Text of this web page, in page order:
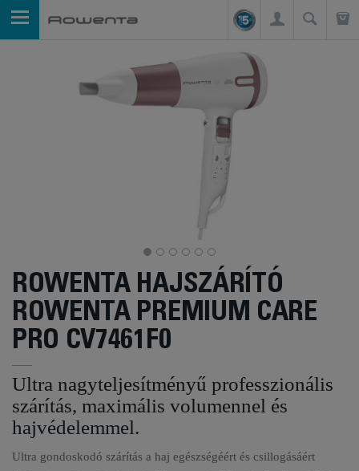
ROWENTA HAJSZÁRÍTÓ
ROWENTA PREMIUM CARE
PRO CV7461F0
Ultra nagyteljesítményű professzionális
szárítás, maximális volumennel és
hajvédelemmel.
Ultra gondoskodó szárítás a haj egészségéért és csillogásáért